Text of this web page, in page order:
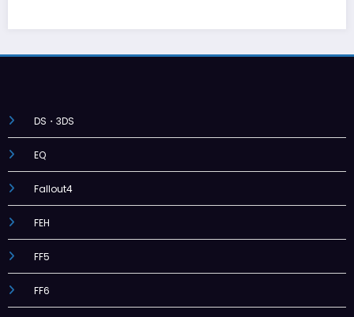
DS・3DS
EQ
Fallout4
FEH
FF5
FF6